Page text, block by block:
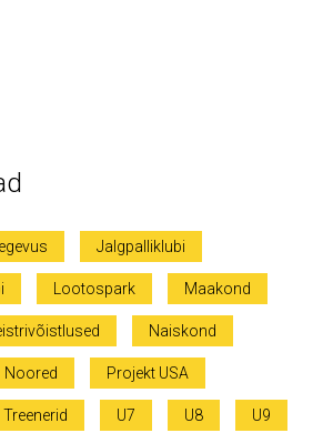
Jalgpalliklubi
Lootospark Maakond
Naiskond
Noored Projekt USA
Treenerid U7 U8 U9